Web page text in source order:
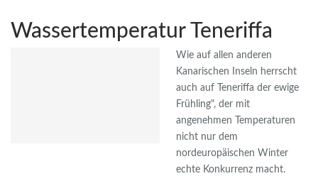
Wassertemperatur Teneriffa
Wie auf allen anderen
Kanarischen Inseln herrscht
auch auf Teneriffa der ewige
Frühling", der mit
angenehmen Temperaturen
nicht nur dem
nordeuropäischen Winter
echte Konkurrenz macht.